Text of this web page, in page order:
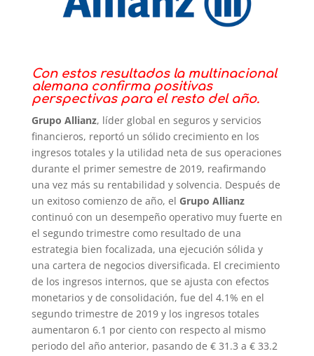
Con estos resultados la multinacional
alemana confirma positivas
perspectivas para el resto del año.
Grupo Allianz, líder global en seguros y servicios
financieros, reportó un sólido crecimiento en los
ingresos totales y la utilidad neta de sus operaciones
durante el primer semestre de 2019, reafirmando
una vez más su rentabilidad y solvencia. Después de
un exitoso comienzo de año, el Grupo Allianz
continuó con un desempeño operativo muy fuerte en
el segundo trimestre como resultado de una
estrategia bien focalizada, una ejecución sólida y
una cartera de negocios diversificada. El crecimiento
de los ingresos internos, que se ajusta con efectos
monetarios y de consolidación, fue del 4.1% en el
segundo trimestre de 2019 y los ingresos totales
aumentaron 6.1 por ciento con respecto al mismo
periodo del año anterior, pasando de € 31.3 a € 33.2